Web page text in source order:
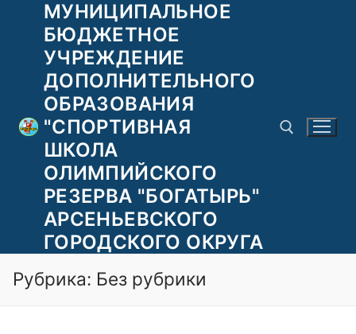
Перейти
содержимому
МУНИЦИПАЛЬНОЕ
БЮДЖЕТНОЕ
УЧРЕЖДЕНИЕ
ДОПОЛНИТЕЛЬНОГО
ОБРАЗОВАНИЯ
"СПОРТИВНАЯ
ШКОЛА
ОЛИМПИЙСКОГО
РЕЗЕРВА "БОГАТЫРЬ"
АРСЕНЬЕВСКОГО
ГОРОДСКОГО ОКРУГА
Найти:
Рубрика: Без рубрики